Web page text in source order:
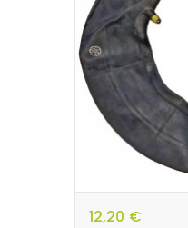
12,20 €